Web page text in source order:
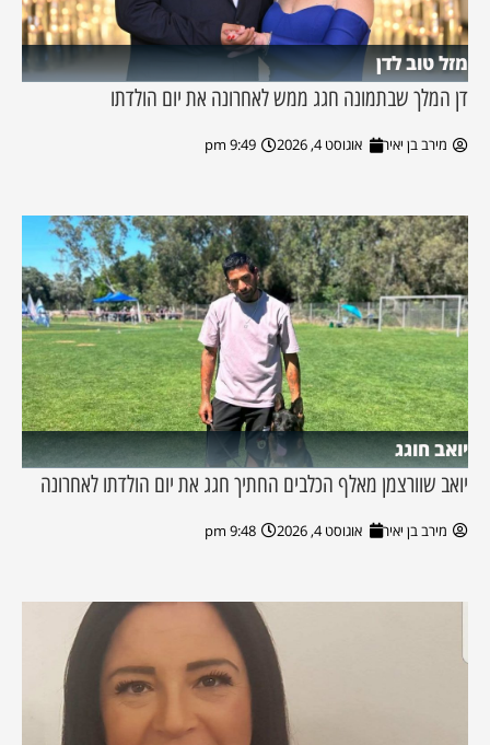
מזל טוב לדן
דן המלך שבתמונה חגג ממש לאחרונה את יום הולדתו
מירב בן יאיר אוגוסט 4, 2026 9:49 pm
יואב חוגג
יואב שוורצמן מאלף הכלבים החתיך חגג את יום הולדתו לאחרונה
מירב בן יאיר אוגוסט 4, 2026 9:48 pm